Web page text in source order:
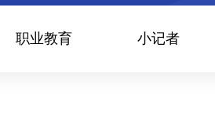
职业教育 小记者